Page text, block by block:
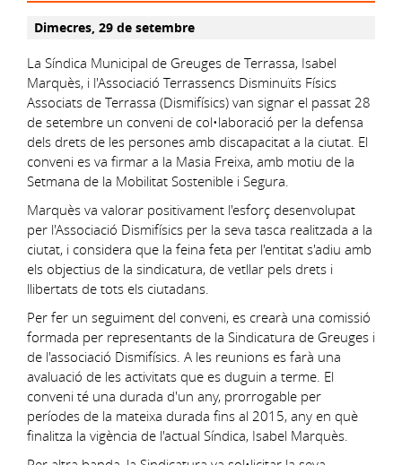
Dimecres, 29 de setembre
La Síndica Municipal de Greuges de Terrassa, Isabel
Marquès, i l'Associació Terrassencs Disminuïts Físics
Associats de Terrassa (Dismifísics) van signar el passat 28
de setembre un conveni de col•laboració per la defensa
dels drets de les persones amb discapacitat a la ciutat. El
conveni es va firmar a la Masia Freixa, amb motiu de la
Setmana de la Mobilitat Sostenible i Segura.
Marquès va valorar positivament l'esforç desenvolupat
per l'Associació Dismifísics per la seva tasca realitzada a la
ciutat, i considera que la feina feta per l'entitat s'adiu amb
els objectius de la sindicatura, de vetllar pels drets i
llibertats de tots els ciutadans.
Per fer un seguiment del conveni, es crearà una comissió
formada per representants de la Sindicatura de Greuges i
de l'associació Dismifísics. A les reunions es farà una
avaluació de les activitats que es duguin a terme. El
conveni té una durada d'un any, prorrogable per
períodes de la mateixa durada fins al 2015, any en què
finalitza la vigència de l'actual Síndica, Isabel Marquès.